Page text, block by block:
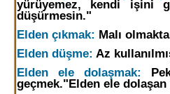
yürüyemez, kendi işini
düşürmesin."
Elden çıkmak: Malı
Elden düşme: Az
Elden ele dolaşmak:
geçmek."Elden ele dolaşan